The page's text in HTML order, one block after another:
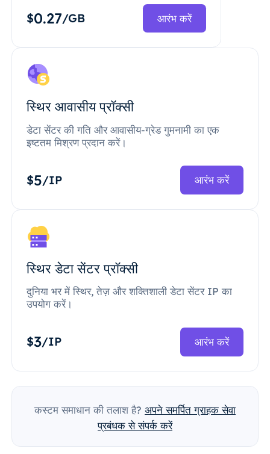
$0.27/GB आरंभ करें
स्थिर आवासीय प्रॉक्सी
डेटा सेंटर की गति और आवासीय-ग्रेड गुमनामी का एक
इष्टतम मिश्रण प्रदान करें।
$5/IP आरंभ करें
स्थिर डेटा सेंटर प्रॉक्सी
दुनिया भर में स्थिर, तेज़ और शक्तिशाली डेटा सेंटर IP का
उपयोग करें।
$3/IP आरंभ करें
कस्टम समाधान की तलाश है? अपने समर्पित ग्राहक सेवा
प्रबंधक से संपर्क करें